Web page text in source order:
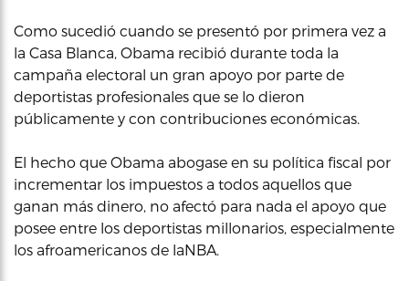
Como sucedió cuando se presentó por primera vez a
la Casa Blanca, Obama recibió durante toda la
campaña electoral un gran apoyo por parte de
deportistas profesionales que se lo dieron
públicamente y con contribuciones económicas.
El hecho que Obama abogase en su política fiscal por
incrementar los impuestos a todos aquellos que
ganan más dinero, no afectó para nada el apoyo que
posee entre los deportistas millonarios, especialmente
los afroamericanos de laNBA.